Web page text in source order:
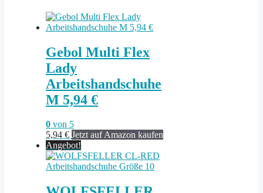
Gebol Multi Flex
Lady
Arbeitshandschuhe
M 5,94 €
0 von 5
5,94 € Jetzt auf Amazon kaufen
Angebot!